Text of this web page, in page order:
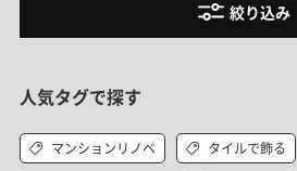
絞り込み
人気タグで探す
マンションリノベ タイルで飾る